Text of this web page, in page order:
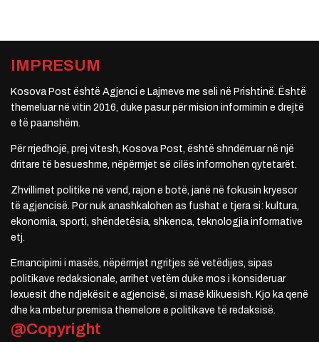
IMPRESUM
Kosova Post është Agjenci e Lajmeve me seli në Prishtinë. Është
themeluar në vitin 2016, duke pasur për mision informimin e drejtë
e të paanshëm.
Për rrjedhojë, prej vitesh, Kosova Post, është shndërruar në një
dritare të besueshme, nëpërmjet së cilës informohen qytetarët.
Zhvillimet politike në vend, rajon e botë, janë në fokusin kryesor
të agjencisë. Por nuk anashkalohen as fushat e tjera si: kultura,
ekonomia, sporti, shëndetësia, shkenca, teknologjia informative
etj.
Emancipimi i masës, nëpërmjet ngritjes së vetëdijes, sipas
politikave redaksionale, arrihet vetëm duke mos i konsideruar
lexuesit dhe ndjekësit e agjencisë, si masë klikuesish. Kjo ka qenë
dhe ka mbetur premisa themelore e politikave të redaksisë.
@Copyright